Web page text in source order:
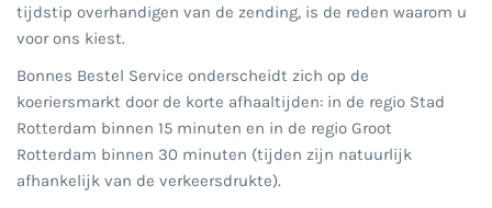
tijdstip overhandigen van de zending, is de reden waarom u
voor ons kiest.
Bonnes Bestel Service onderscheidt zich op de
koeriersmarkt door de korte afhaaltijden: in de regio Stad
Rotterdam binnen 15 minuten en in de regio Groot
Rotterdam binnen 30 minuten (tijden zijn natuurlijk
afhankelijk van de verkeersdrukte).